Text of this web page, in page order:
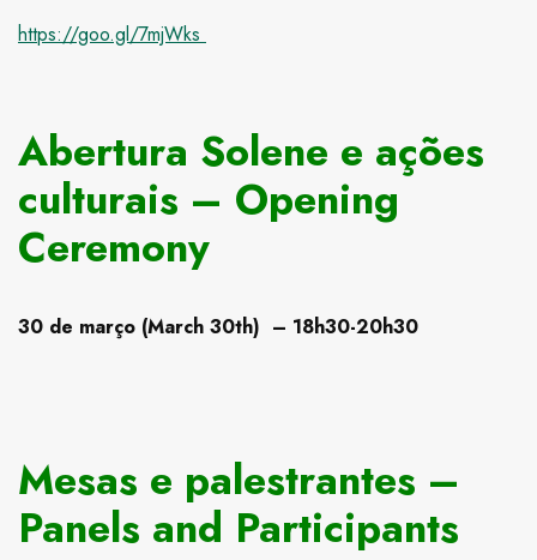
https://goo.gl/7mjWks
Abertura Solene e ações
culturais – Opening
Ceremony
30 de março (March 30th) – 18h30-20h30
Mesas e palestrantes –
Panels and Participants